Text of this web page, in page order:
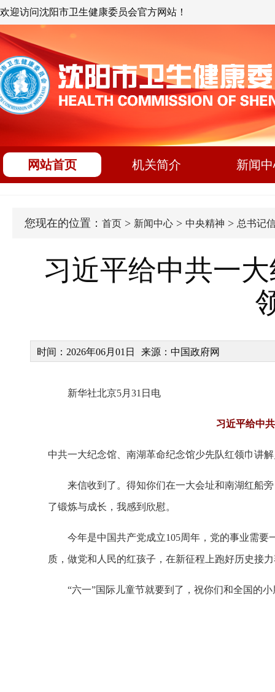
欢迎访问沈阳市卫生健康委员会官方网站！
网站首页 机关简介 新闻
您现在的位置： 首页 > 新闻中心 > 中央精神 > 总书记
习近平给中共一
时间：2026年06月01日 来源：中国政府网
新华社北京5月31日电
习近平给中
中共一大纪念馆、南湖革命纪念馆少先队红领巾讲
来信收到了。得知你们在一大会址和南湖红船
了锻炼与成长，我感到欣慰。
今年是中国共产党成立105周年，党的事业需
质，做党和人民的红孩子，在新征程上跑好历史接
“六一”国际儿童节就要到了，祝你们和全国的